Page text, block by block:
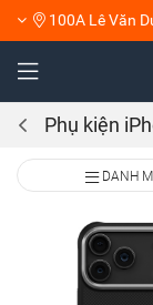
100A Lê Văn
Phụ kiện
DANH